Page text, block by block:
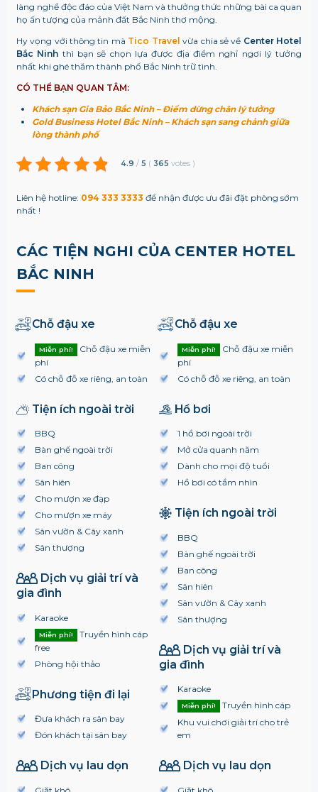
làng nghề độc đáo của Việt Nam và thưởng thức những bài ca quan
họ ấn tượng của mảnh đất Bắc Ninh thơ mộng.
Hy vọng với thông tin mà Tico Travelvừa chia sẻ về Center Hotel
Bắc Ninh thì bạn sẽ chọn lựa được địa điểm nghỉ ngơi lý tưởng
nhất khi ghé thăm thành phố Bắc Ninh trữ tình.
CÓ THỂ BẠN QUAN TÂM:
Khách sạn Gia Bảo Bắc Ninh – Điểm dừng chân lý tưởng
Gold Business Hotel Bắc Ninh – Khách sạn sang chảnh giữa
lòng thành phố
4.9 / 5 ( 365 votes )
Liên hệ hotline: 094 333 3333 để nhận được ưu đãi đặt phòng sớm
nhất !
CÁC TIỆN NGHI CỦA CENTER HOTEL
BẮC NINH
Chỗ đậu xe
Miễn phí!
Chỗ đậu xe miễn
phí
Có chỗ đỗ xe riêng, an toàn
Tiện ích ngoài trời
BBQ
Bàn ghế ngoài trời
Ban công
Sân hiên
Cho mượn xe đạp
Cho mượn xe máy
Sân vườn & Cây xanh
Sân thượng
Dịch vụ giải trí và
gia đình
Karaoke
Miễn phí!
Truyền hình cáp
free
Phòng hội thảo
Phương tiện đi lại
Đưa khách ra sân bay
Đón khách tại sân bay
Dịch vụ lau dọn
Chỗ đậu xe
Miễn phí!
Chỗ đậu xe miễn
phí
Có chỗ đỗ xe riêng, an toàn
Hồ bơi
1 hồ bơi ngoài trời
Mở cửa quanh năm
Dành cho mọi độ tuổi
Hồ bơi có tầm nhìn
Tiện ích ngoài trời
BBQ
Bàn ghế ngoài trời
Ban công
Sân hiên
Sân vườn & Cây xanh
Sân thượng
Dịch vụ giải trí và
gia đình
Karaoke
Miễn phí!
Truyền hình cáp
Khu vui chơi giải trí cho trẻ
em
Dịch vụ lau dọn